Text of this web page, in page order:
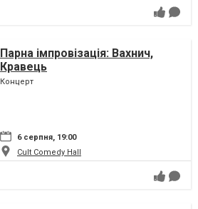
Парна імпровізація: Вахнич,
Кравець
Концерт
6 серпня, 19:00
Cult Comedy Hall